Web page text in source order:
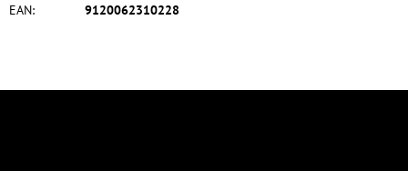
EAN: 9120062310228